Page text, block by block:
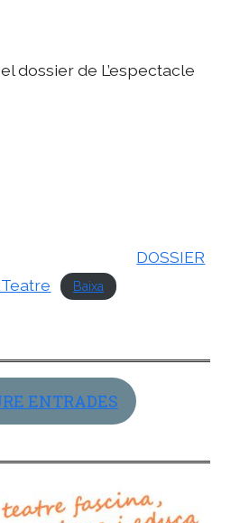
dossier de L’espectacle
DOSSIER
Teatre
Baixa
ENTRADES